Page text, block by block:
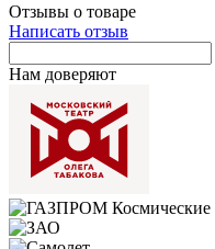
Отзывы о товаре
Написать отзыв
Нам доверяют